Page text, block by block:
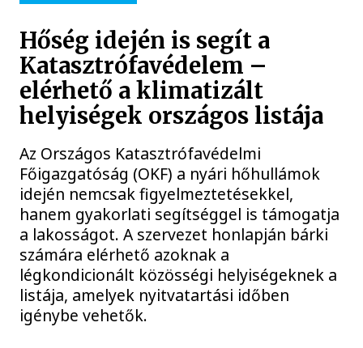
Hőség idején is segít a
Katasztrófavédelem –
elérhető a klimatizált
helyiségek országos listája
Az Országos Katasztrófavédelmi
Főigazgatóság (OKF) a nyári hőhullámok
idején nemcsak figyelmeztetésekkel,
hanem gyakorlati segítséggel is támogatja
a lakosságot. A szervezet honlapján bárki
számára elérhető azoknak a
légkondicionált közösségi helyiségeknek a
listája, amelyek nyitvatartási időben
igénybe vehetők.